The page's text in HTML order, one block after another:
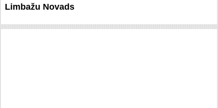
Limbažu Novads